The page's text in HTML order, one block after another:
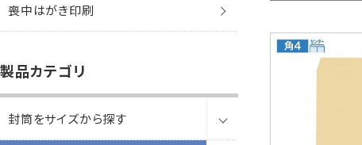
賞状・証書・辞令用紙 紙製クリア ファイル 紙製ク
カレンダー 領収書
長2封筒
B5縦2つ折
喪中はがき印刷
製品カテゴリ
封筒をサイズから探す